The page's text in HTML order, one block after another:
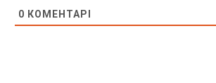
0 КОМЕНТАРІ